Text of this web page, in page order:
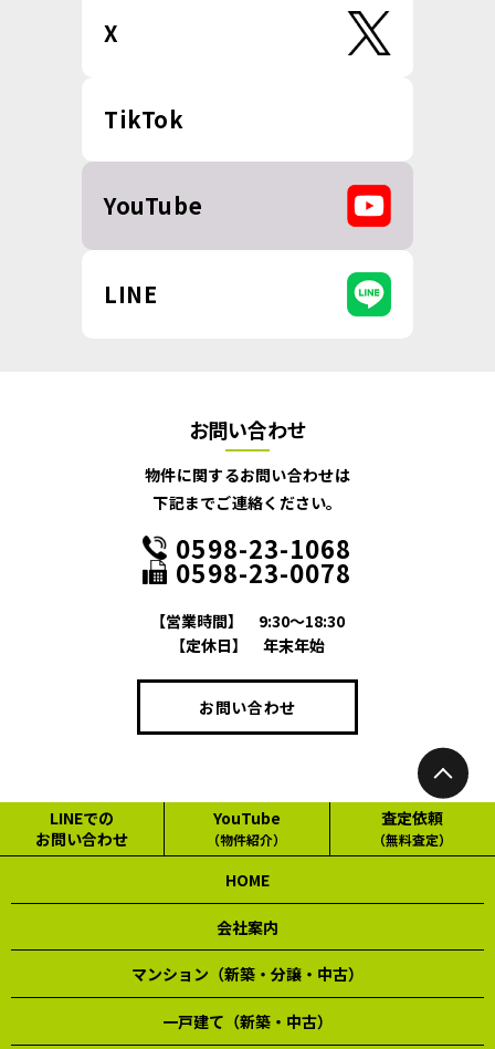
X
TikTok
YouTube
LINE
お問い合わせ
物件に関するお問い合わせは
下記までご連絡ください。
0598-23-1068
0598-23-0078
【営業時間】
9:30～18:30
【定休日】
年末年始
お問い合わせ
LINEでの
お問い合わせ
YouTube
（物件紹介）
査定依頼
（無料査定）
HOME
会社案内
マンション（新築・分譲・中古）
一戸建て（新築・中古）